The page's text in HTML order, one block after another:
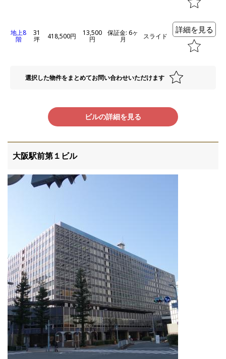
地上8
階
31
坪 418,500円 13,500
円
保証金: 6ヶ
月 スライド
詳細を見る
選択した物件をまとめてお問い合わせいただけます
ビルの詳細を見る
大阪駅前第１ビル